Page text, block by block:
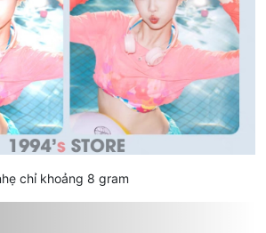
chỉ khoảng 8 gram